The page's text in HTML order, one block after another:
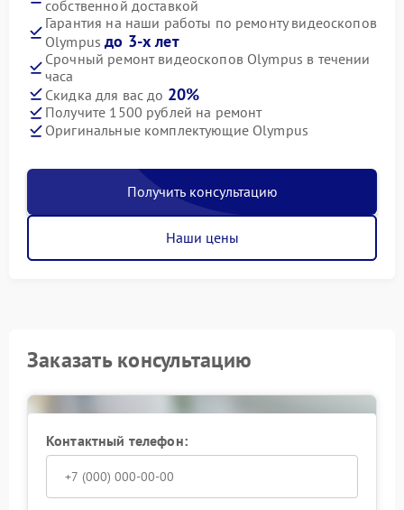
собственной доставкой
Гарантия на наши работы по ремонту видеоскопов
Olympusдо 3-х лет
Срочный ремонт видеоскопов Olympus в течении
часа
Скидка для вас до 20%
Получите 1500 рублей на ремонт
Оригинальные комплектующие Olympus
Получить консультацию
Наши цены
Заказать консультацию
Контактный телефон: